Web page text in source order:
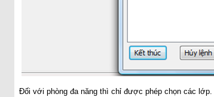
Đối với phòng đa năng thì chỉ được phép chọn các lớp.